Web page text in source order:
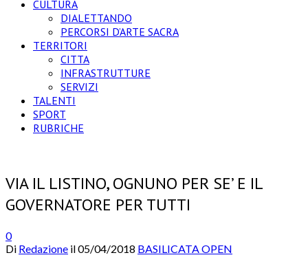
CULTURA
DIALETTANDO
PERCORSI D’ARTE SACRA
TERRITORI
CITTA
INFRASTRUTTURE
SERVIZI
TALENTI
SPORT
RUBRICHE
VIA IL LISTINO, OGNUNO PER SE’ E IL
GOVERNATORE PER TUTTI
0
Di Redazione il05/04/2018 BASILICATA OPEN